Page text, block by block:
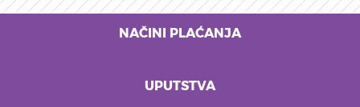
NAČINI PLAĆANJA
UPUTSTVA